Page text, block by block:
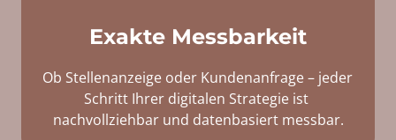
Exakte Messbarkeit
Ob Stellenanzeige oder Kundenanfrage –
Schritt Ihrer digitalen Strategie
nachvollziehbar und datenbasiert messbar.